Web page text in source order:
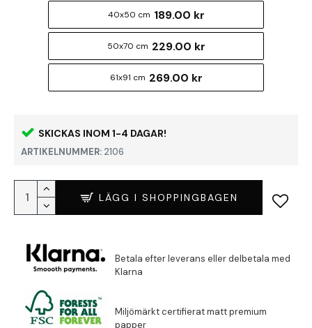
SKICKAS INOM 1-4 DAGAR!
ARTIKELNUMMER: 2106
40x50 cm 189.00 kr
50x70 cm 229.00 kr
61x91 cm 269.00 kr
LÄGG I SHOPPINGBAGEN